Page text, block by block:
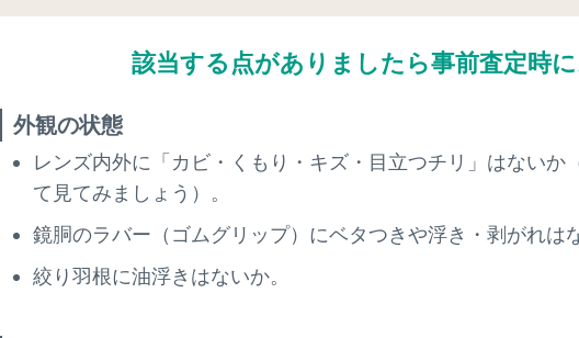
該当する点がありましたら事前査定時
外観の状態
レンズ内外に「カビ・くもり・キズ・目立つチリ」はないか
て見てみましょう）。
鏡胴のラバー（ゴムグリップ）にベタつきや浮き・剥がれは
絞り羽根に油浮きはないか。